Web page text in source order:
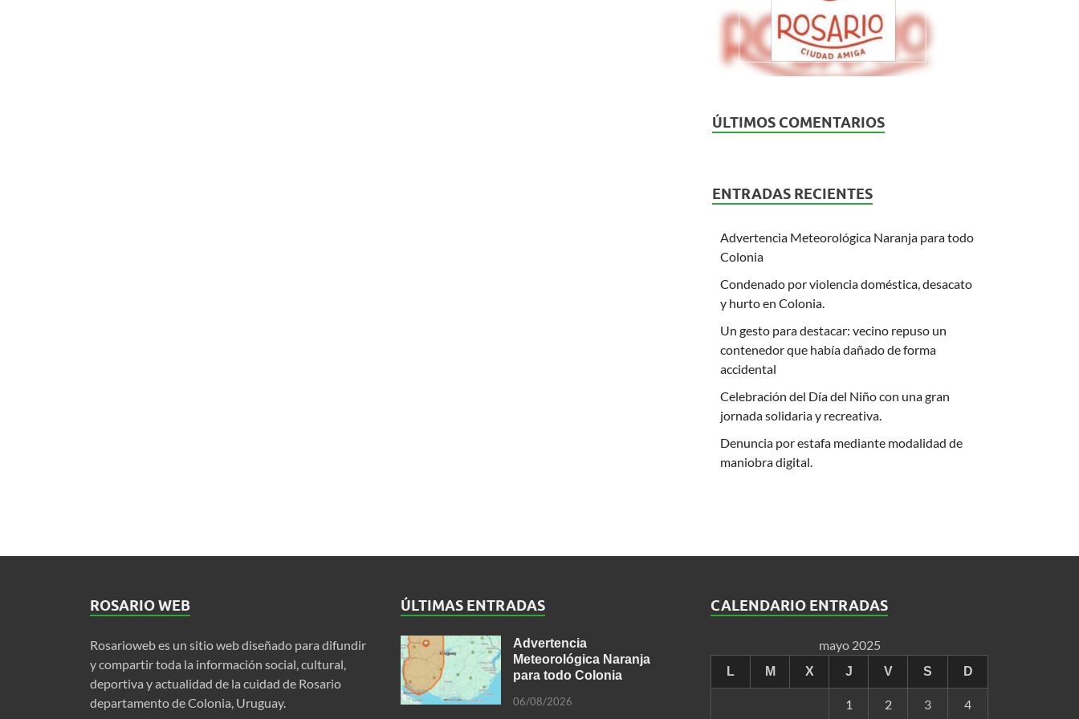
ÚLTIMOS COMENTARIOS
ENTRADAS RECIENTES
Advertencia Meteorológica Naranja para todo
Colonia
Condenado por violencia doméstica, desacato
y hurto en Colonia.
Un gesto para destacar: vecino repuso un
contenedor que había dañado de forma
accidental
Celebración del Día del Niño con una gran
jornada solidaria y recreativa.
Denuncia por estafa mediante modalidad de
maniobra digital.
ROSARIO WEB
Rosarioweb es un sitio web diseñado para difundir
y compartir toda la información social, cultural,
deportiva y actualidad de la cuidad de Rosario
departamento de Colonia, Uruguay.
ÚLTIMAS ENTRADAS
Advertencia
Meteorológica Naranja
para todo Colonia
06/08/2026
CALENDARIO ENTRADAS
mayo 2025
L M X J V S D
1 2 3 4